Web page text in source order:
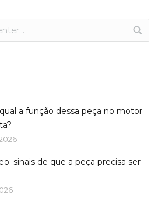
a função dessa peça no motor
sinais de que a peça precisa ser